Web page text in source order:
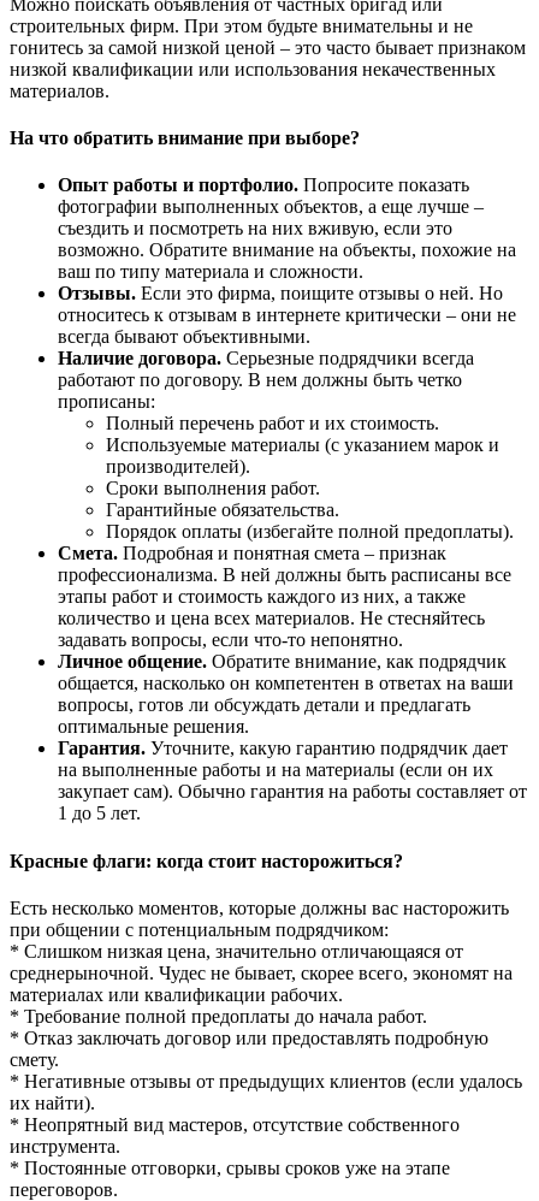
строительных фирм. При этом будьте внимательны и не
гонитесь за самой низкой ценой – это часто бывает признаком
низкой квалификации или использования некачественных
материалов.
На что обратить внимание при выборе?
Опыт работы и портфолио. Попросите показать
фотографии выполненных объектов, а еще лучше –
съездить и посмотреть на них вживую, если это
возможно. Обратите внимание на объекты, похожие на
ваш по типу материала и сложности.
Отзывы. Если это фирма, поищите отзывы о ней. Но
относитесь к отзывам в интернете критически – они не
всегда бывают объективными.
Наличие договора. Серьезные подрядчики всегда
работают по договору. В нем должны быть четко
прописаны:
Полный перечень работ и их стоимость.
Используемые материалы (с указанием марок и
производителей).
Сроки выполнения работ.
Гарантийные обязательства.
Порядок оплаты (избегайте полной предоплаты).
Смета. Подробная и понятная смета – признак
профессионализма. В ней должны быть расписаны все
этапы работ и стоимость каждого из них, а также
количество и цена всех материалов. Не стесняйтесь
задавать вопросы, если что-то непонятно.
Личное общение. Обратите внимание, как подрядчик
общается, насколько он компетентен в ответах на ваши
вопросы, готов ли обсуждать детали и предлагать
оптимальные решения.
Гарантия. Уточните, какую гарантию подрядчик дает
на выполненные работы и на материалы (если он их
закупает сам). Обычно гарантия на работы составляет от
1 до 5 лет.
Красные флаги: когда стоит насторожиться?
Есть несколько моментов, которые должны вас насторожить
при общении с потенциальным подрядчиком:
* Слишком низкая цена, значительно отличающаяся от
среднерыночной. Чудес не бывает, скорее всего, экономят на
материалах или квалификации рабочих.
* Требование полной предоплаты до начала работ.
* Отказ заключать договор или предоставлять подробную
смету.
* Негативные отзывы от предыдущих клиентов (если удалось
их найти).
* Неопрятный вид мастеров, отсутствие собственного
инструмента.
* Постоянные отговорки, срывы сроков уже на этапе
переговоров.